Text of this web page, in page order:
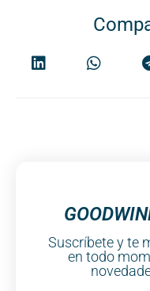
Suscríbete y te
en todo